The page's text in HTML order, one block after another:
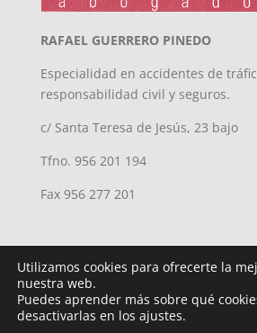
RAFAEL GUERRERO PINEDO
Especialidad en accidentes de
responsabilidad civil y seguros.
c/ Santa Teresa de Jesús, 23 bajo
Tfno. 956 201 194
Fax 956 277 201
Utilizamos cookies para ofrecerte la
nuestra web.
Puedes aprender más sobre qué
desactivarlas en los ajustes.